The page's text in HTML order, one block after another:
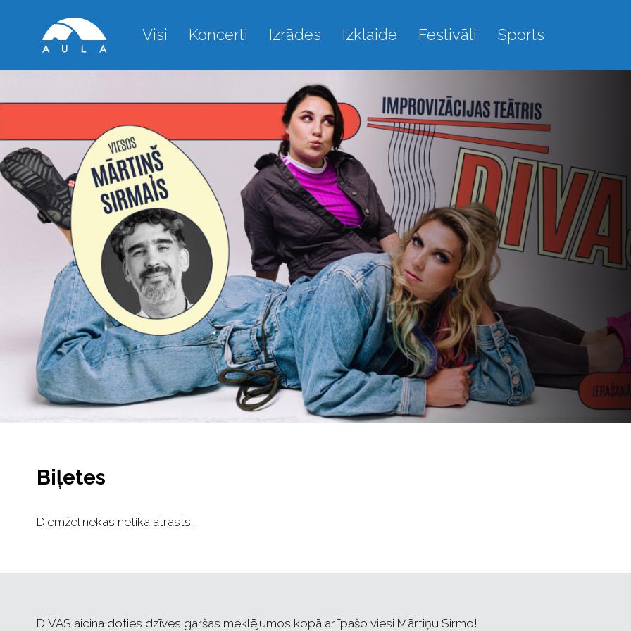
Visi Koncerti Izrādes Izklaide Festivāli Sports
Biļetes
Diemžēl nekas netika atrasts.
DIVAS aicina doties dzīves garšas meklējumos kopā ar īpašo viesi Mārtiņu Sirmo!